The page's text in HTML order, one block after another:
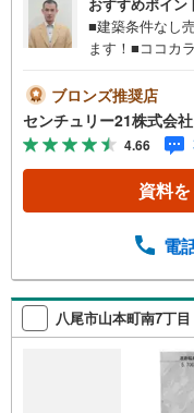
■建築条件なし
ます！■ココカ
で徒歩約5分■
約4分
ブロンズ推奨店
センチュリー21株式会
4.66
資料
電
八尾市山本町南7丁目